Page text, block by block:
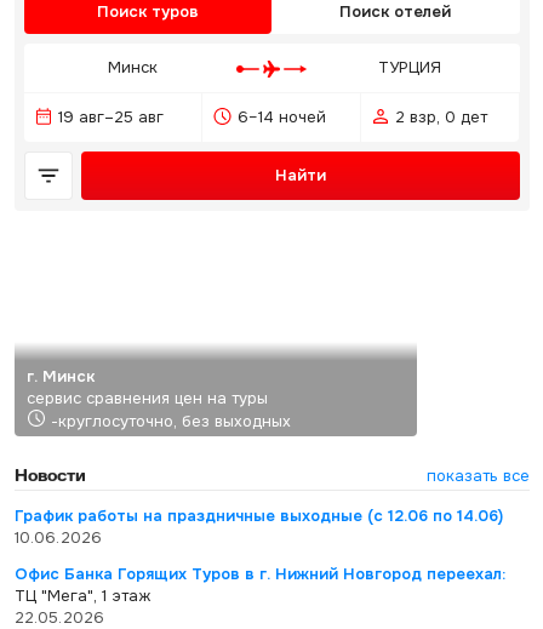
Поиск туров Поиск отелей
Минск ТУРЦИЯ
19 авг–25 авг 6–14 ночей 2 взр, 0 дет
Найти
г. Минск
сервис сравнения цен на туры
-круглосуточно, без выходных
Новости
показать все
График работы на праздничные выходные (с 12.06 по 14.06)
10.06.2026
Офис Банка Горящих Туров в г. Нижний Новгород переехал:
ТЦ "Мега", 1 этаж
22.05.2026